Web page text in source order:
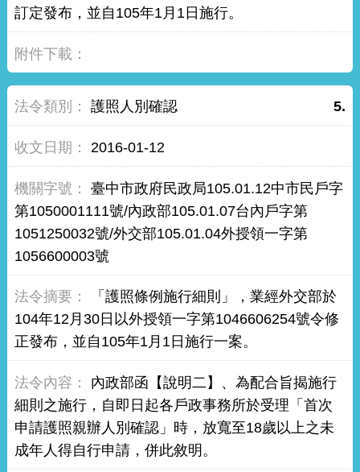
訂定發布，並自105年1月1日施行。
5.
護照人別確認
2016-01-12
臺中市政府民政局105.01.12中市民戶字
第1050001111號/內政部105.01.07台內戶字第
1051250032號/外交部105.01.04外授領一字第
1056600003號
「護照條例施行細則」，業經外交部於
104年12月30日以外授領一字第1046606254號令修
正發布，並自105年1月1日施行一案。
內政部函【說明二】、為配合旨揭施行
細則之施行，自即日起各戶政事務所於受理「首次
申請護照親辦人別確認」時，放寬至18歲以上之未
成年人得自行申請，併此敘明。